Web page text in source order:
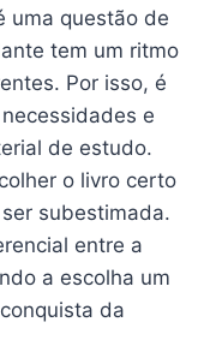
uma questão de
tem um ritmo
Por isso, é
e
de estudo.
o livro certo
subestimada.
entre a
a escolha um
da